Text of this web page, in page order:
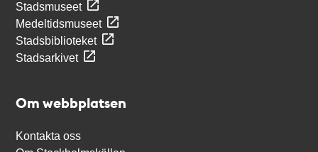
Stadsmuseet
Medeltidsmuseet
Stadsbiblioteket
Stadsarkivet
Om webbplatsen
Kontakta oss